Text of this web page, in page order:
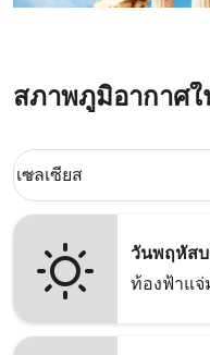
สภาพภูมิอากาศใ
Weather unit option เซล
เซลเซียส
keyboard_arrow_down
วันพฤหัส
ท้องฟ้าแจ่